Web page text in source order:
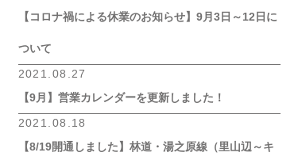
【コロナ禍による休業のお知らせ】9月3日～12日に
ついて
2021.08.27
【9月】営業カレンダーを更新しました！
2021.08.18
【8/19開通しました】林道・湯之原線（里山辺～キ